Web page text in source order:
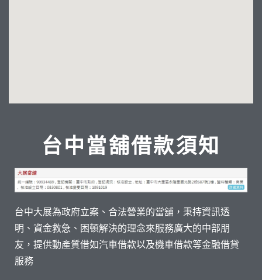
台中當舖借款須知
台中大展為政府立案、合法營業的當舖，秉持資訊透
明、資金救急、困頓解決的理念來服務廣大的中部朋
友，提供動產質借如汽車借款以及機車借款等金融借貸
服務